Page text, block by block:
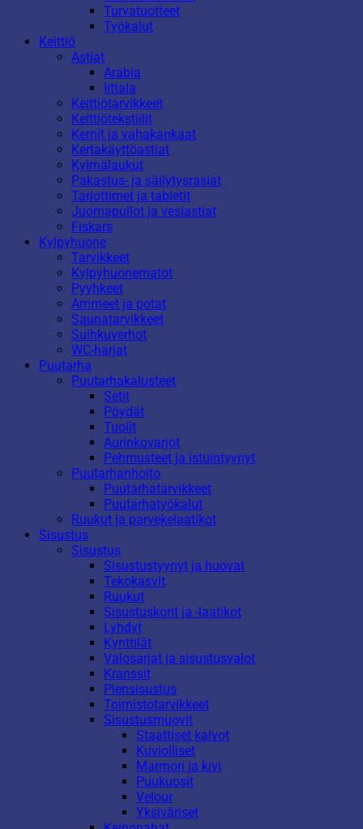
Turvatuotteet
Työkalut
Keittiö
Astiat
Arabia
Iittala
Keittiötarvikkeet
Keittiötekstiilit
Kernit ja vahakankaat
Kertakäyttöastiat
Kylmälaukut
Pakastus- ja säilytysrasiat
Tarjottimet ja tabletit
Juomapullot ja vesiastiat
Fiskars
Kylpyhuone
Tarvikkeet
Kylpyhuonematot
Pyyhkeet
Ammeet ja potat
Saunatarvikkeet
Suihkuverhot
WC-harjat
Puutarha
Puutarhakalusteet
Setit
Pöydät
Tuolit
Aurinkovarjot
Pehmusteet ja istuintyynyt
Puutarhanhoito
Puutarhatarvikkeet
Puutarhatyökalut
Ruukut ja parvekelaatikot
Sisustus
Sisustus
Sisustustyynyt ja huovat
Tekokasvit
Ruukut
Sisustuskorit ja -laatikot
Lyhdyt
Kynttilät
Valosarjat ja sisustusvalot
Kranssit
Piensisustus
Toimistotarvikkeet
Sisustusmuovit
Staattiset kalvot
Kuviolliset
Marmori ja kivi
Puukuosit
Velour
Yksiväriset